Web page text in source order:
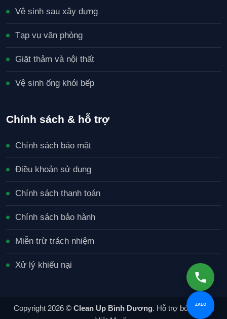
Vệ sinh sau xây dựng
Tạp vụ văn phòng
Giặt thảm và nội thất
Vệ sinh ống khói bếp
Chính sách & hỗ trợ
Chính sách bảo mật
Điều khoản sử dụng
Chính sách thanh toán
Chính sách bảo hành
Miễn trừ trách nhiệm
Xử lý khiếu nại
Copyright 2026 © Clean Up Bình Dương. Hỗ trợ bởi Xuyên
ZALO